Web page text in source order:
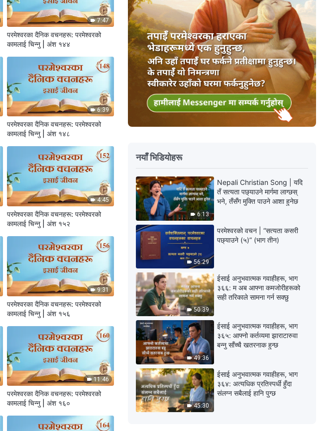
7:47
परमेश्‍वरका दैनिक वचनहरू: परमेश्‍वरको
कामलाई चिन्‍नु | अंश १४४
6:39
परमेश्‍वरका दैनिक वचनहरू: परमेश्‍वरको
कामलाई चिन्‍नु | अंश १४८
4:45
परमेश्‍वरका दैनिक वचनहरू: परमेश्‍वरको
कामलाई चिन्‍नु | अंश १५२
9:31
परमेश्‍वरका दैनिक वचनहरू: परमेश्‍वरको
कामलाई चिन्‍नु | अंश १५६
11:46
परमेश्‍वरका दैनिक वचनहरू: परमेश्‍वरको
कामलाई चिन्‍नु | अंश १६०
नयाँ भिडियोहरू
6:13
Nepali Christian Song | यदि
तँ सत्यता पछ्याउने मार्गमा लाग्छस्
भने, तँसँग मुक्ति पाउने आशा हुनेछ
56:29
परमेश्‍वरको वचन | “सत्यता कसरी
पछ्याउने (५)” (भाग तीन)
50:39
ईसाई अनुभवात्मक गवाहीहरू, भाग
३६६: म अब आफ्ना कमजोरीहरूको
सही तरिकाले सामना गर्न सक्छु
49:36
ईसाई अनुभवात्मक गवाहीहरू, भाग
३६५: आफ्नो कर्तव्यमा झाराटारुवा
बन्नु साँच्चै खतरनाक हुन्छ
45:30
ईसाई अनुभवात्मक गवाहीहरू, भाग
३६४: अत्यधिक प्रतिस्पर्धी हुँदा
संलग्न सबैलाई हानि पुग्छ